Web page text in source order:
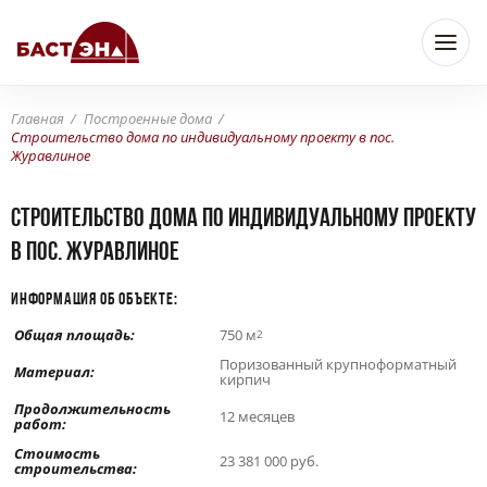
Главная
Построенные дома
Строительство дома по индивидуальному проекту в пос.
Журавлиное
Строительство дома по индивидуальному проекту
в пос. Журавлиное
ИНФОРМАЦИЯ ОБ ОБЪЕКТЕ:
Общая площадь: 750 м2
Материал: Поризованный крупноформатный
кирпич
Продолжительность
работ:
12 месяцев
Стоимость
строительства: 23 381 000 руб.